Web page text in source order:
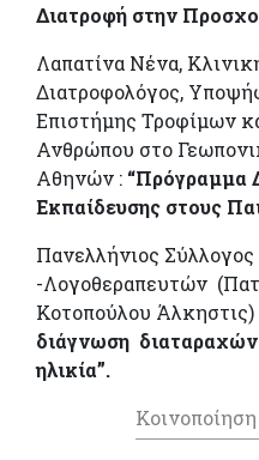
Διατροφή στην
Λαπατίνα Νένα,
Διατροφολόγος,
Επιστήμης Τροφίμων
Ανθρώπου στο
Αθηνών : “Πρόγραμμα
Εκπαίδευσης στους
Πανελλήνιος
-Λογοθεραπευτών
Κοτοπούλου Άλκηστις)
διάγνωση
ηλικία”.
Κοινοποίηση